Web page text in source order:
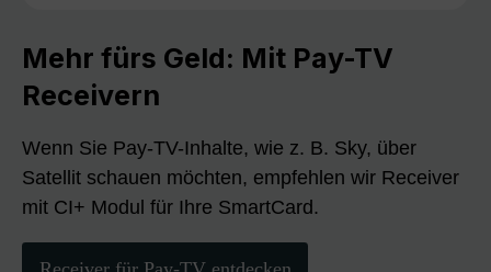
Mehr fürs Geld: Mit Pay-TV
Receivern
Wenn Sie Pay-TV-Inhalte, wie z. B. Sky, über
Satellit schauen möchten, empfehlen wir Receiver
mit CI+ Modul für Ihre SmartCard.